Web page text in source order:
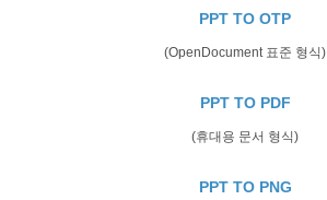
PPT TO OTP
(OpenDocument 표준 형식)
PPT TO PDF
(휴대용 문서 형식)
PPT TO PNG